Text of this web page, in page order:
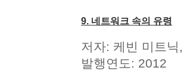
9. 네트워크 속의 유령
저자: 케빈 미트닉
발행연도: 2012